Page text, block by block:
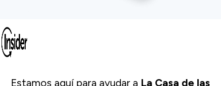
Estamos aquí para ayudar a La Casa de las